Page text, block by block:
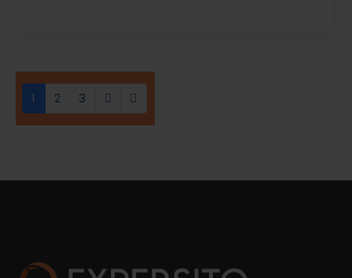
1 (current)
2 3